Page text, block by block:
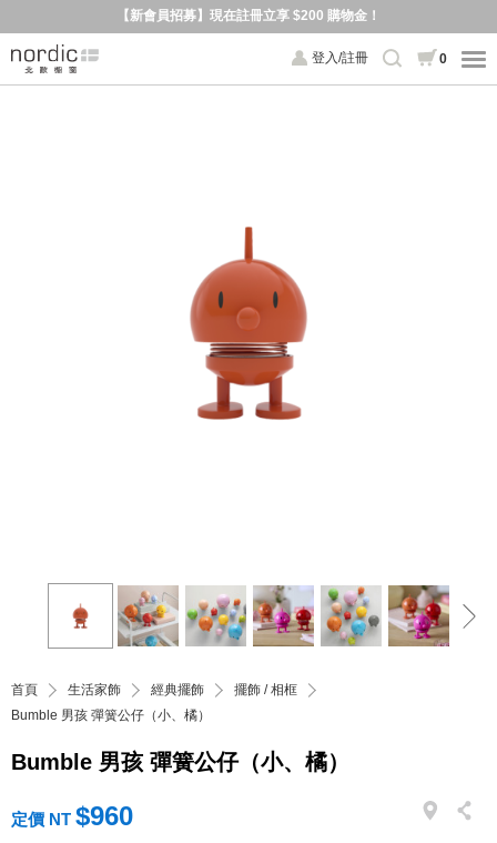
【新會員招募】現在註冊立享 $200 購物金！
登入/註冊 0
首頁 生活家飾 經典擺飾
擺飾 / 相框
Bumble 男孩 彈簧公仔（小、橘）
Bumble 男孩 彈簧公仔（小、橘）
定價 NT $960